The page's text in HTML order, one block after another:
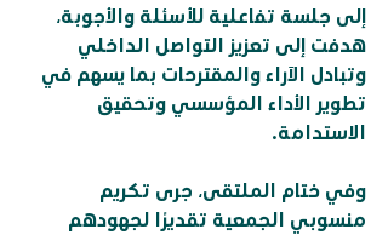
إلى جلسة تفاعلية للأسئلة والأجوبة،
هدفت إلى تعزيز التواصل الداخلي
وتبادل الآراء والمقترحات بما يسهم في
تطوير الأداء المؤسسي وتحقيق
الاستدامة.
وفي ختام الملتقى، جرى تكريم
منسوبي الجمعية تقديرًا لجهودهم